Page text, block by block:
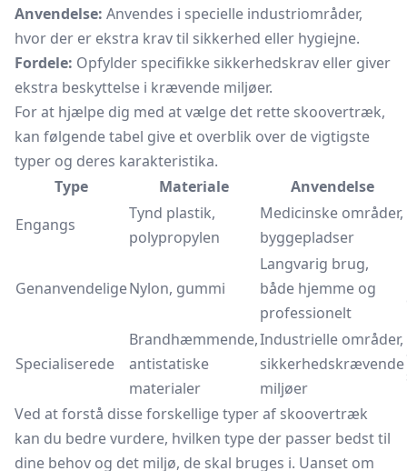
Anvendelse: Anvendes i specielle industriområder,
hvor der er ekstra krav til sikkerhed eller hygiejne.
Fordele: Opfylder specifikke sikkerhedskrav eller giver
ekstra beskyttelse i krævende miljøer.
For at hjælpe dig med at vælge det rette skoovertræk,
kan følgende tabel give et overblik over de vigtigste
typer og deres karakteristika.
Type
Materiale
Anvendelse
Engangs
Tynd plastik,
polypropylen
Medicinske områder,
byggepladser
GenanvendeligeNylon, gummi
Langvarig brug,
både hjemme og
professionelt
Specialiserede
Brandhæmmende,
antistatiske
materialer
Industrielle områder,
sikkerhedskrævende
miljøer
Ved at forstå disse forskellige typer af skoovertræk
kan du bedre vurdere, hvilken type der passer bedst til
dine behov og det miljø, de skal bruges i. Uanset om